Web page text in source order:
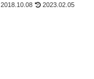
2018.10.08 2023.02.05